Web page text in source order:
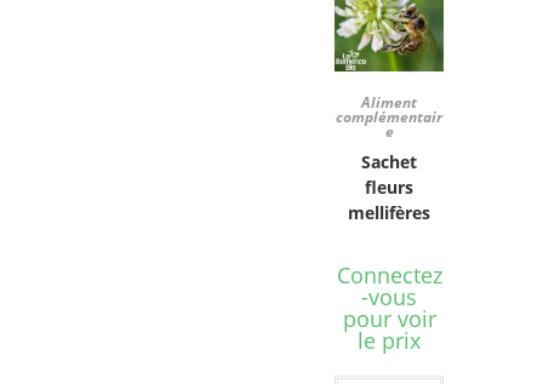
Aliment
complémentair
e
Sachet
fleurs
mellifères
Connectez
-vous
pour voir
le prix